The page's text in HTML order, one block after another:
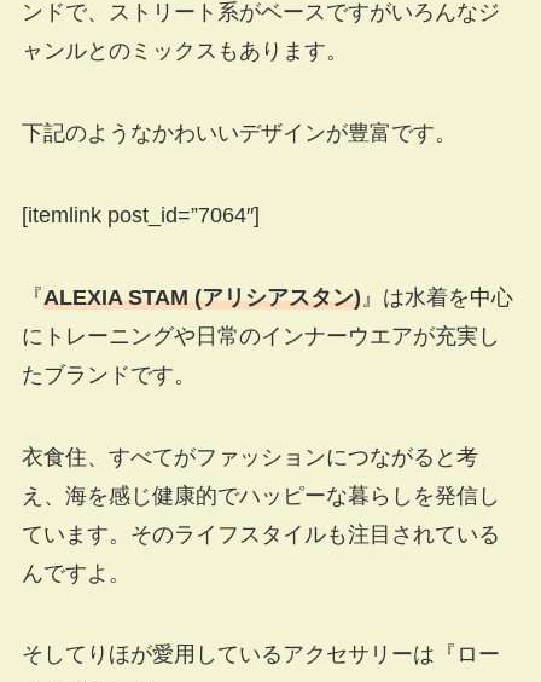
ンドで、ストリート系がベースですがいろんなジ
ャンルとのミックスもあります。
下記のようなかわいいデザインが豊富です。
[itemlink post_id=”7064″]
『ALEXIA STAM (アリシアスタン)』は水着を中心
にトレーニングや日常のインナーウエアが充実し
たブランドです。
衣食住、すべてがファッションにつながると考
え、海を感じ健康的でハッピーな暮らしを発信し
ています。そのライフスタイルも注目されている
んですよ。
そしてりほが愛用しているアクセサリーは『ロー